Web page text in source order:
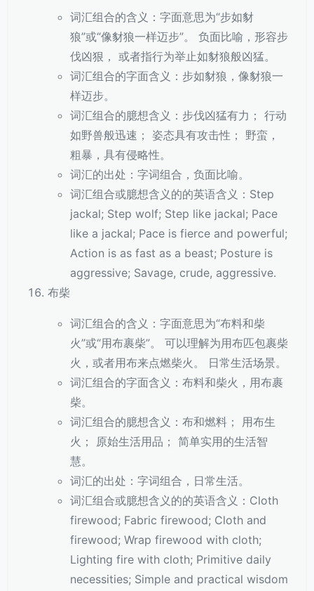
词汇组合的含义：字面意思为“步如豺
狼”或“像豺狼一样迈步”。 负面比喻，形容步
伐凶狠， 或者指行为举止如豺狼般凶猛。
词汇组合的字面含义：步如豺狼，像豺狼一
样迈步。
词汇组合的臆想含义：步伐凶猛有力； 行动
如野兽般迅速； 姿态具有攻击性； 野蛮，
粗暴，具有侵略性。
词汇的出处：字词组合，负面比喻。
词汇组合或臆想含义的的英语含义：Step
jackal; Step wolf; Step like jackal; Pace
like a jackal; Pace is fierce and powerful;
Action is as fast as a beast; Posture is
aggressive; Savage, crude, aggressive.
布柴
词汇组合的含义：字面意思为“布料和柴
火”或“用布裹柴”。 可以理解为用布匹包裹柴
火，或者用布来点燃柴火。 日常生活场景。
词汇组合的字面含义：布料和柴火，用布裹
柴。
词汇组合的臆想含义：布和燃料； 用布生
火； 原始生活用品； 简单实用的生活智
慧。
词汇的出处：字词组合，日常生活。
词汇组合或臆想含义的的英语含义：Cloth
firewood; Fabric firewood; Cloth and
firewood; Wrap firewood with cloth;
Lighting fire with cloth; Primitive daily
necessities; Simple and practical wisdom